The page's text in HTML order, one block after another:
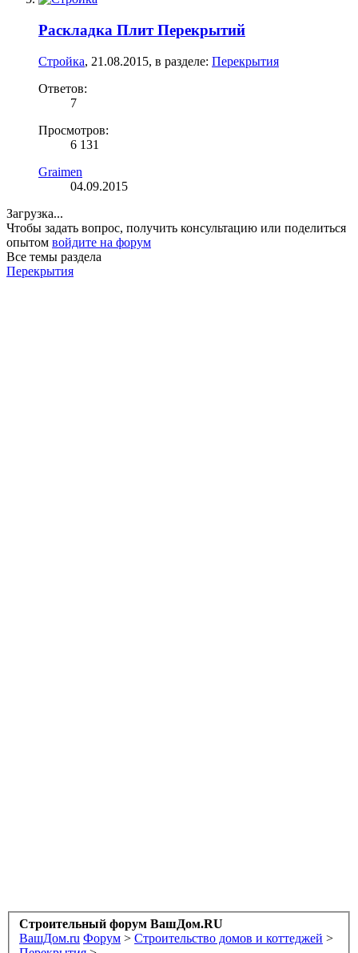
Раскладка Плит Перекрытий
Стройка, 21.08.2015, в разделе: Перекрытия
Ответов:
7
Просмотров:
6 131
Graimen
04.09.2015
Загрузка...
Чтобы задать вопрос, получить консультацию или поделиться
опытом войдите на форум
Все темы раздела
Перекрытия
Строительный форум ВашДом.RU
ВашДом.ru Форум > Строительство домов и коттеджей >